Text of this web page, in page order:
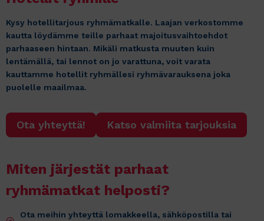
Kysy hotellitarjous ryhmämatkalle. Laajan verkostomme
kautta löydämme teille parhaat majoitusvaihtoehdot
parhaaseen hintaan. Mikäli matkusta muuten kuin
lentämällä, tai lennot on jo varattuna, voit varata
kauttamme hotellit ryhmällesi ryhmävarauksena joka
puolelle maailmaa.
Ota yhteyttä! Katso valmiita tarjouksia
Miten järjestät parhaat
ryhmämatkat helposti?
Ota meihin yhteyttä lomakkeella, sähköpostilla tai